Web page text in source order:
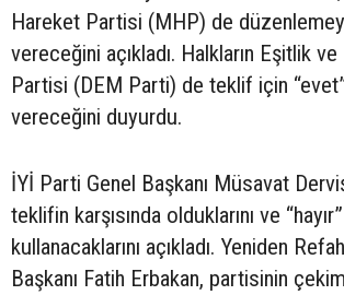
Hareket Partisi (MHP) de
vereceğini açıkladı. Halkların Eşitlik
Partisi (DEM Parti) de teklif için
vereceğini duyurdu.
İYİ Parti Genel Başkanı Müsavat
teklifin karşısında olduklarını ve
kullanacaklarını açıkladı. Yeniden
Başkanı Fatih Erbakan, partisinin